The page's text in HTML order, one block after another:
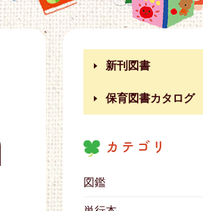
新刊図書
保育図書カタログ
カテゴリ
図鑑